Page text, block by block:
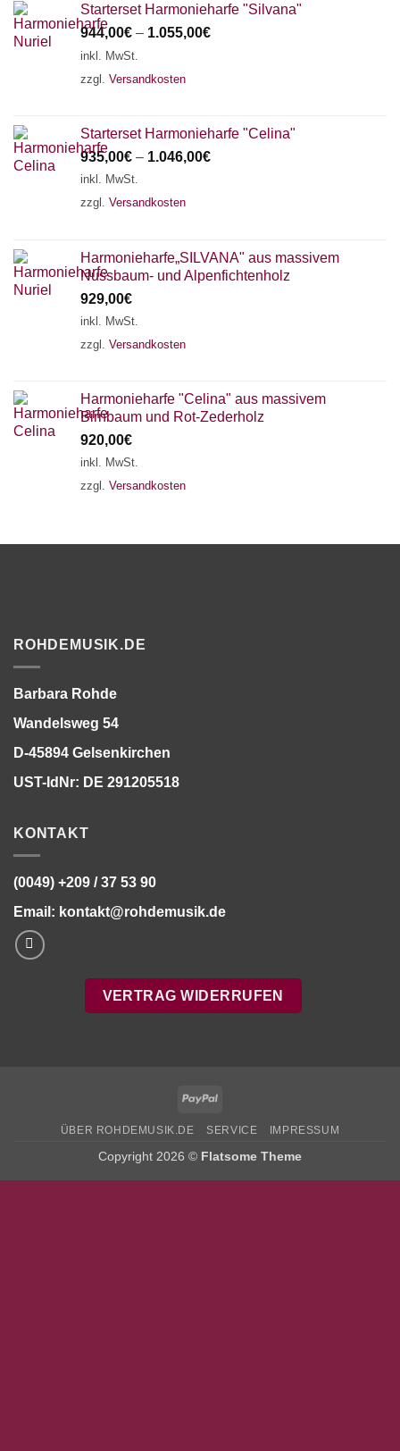
Starterset Harmonieharfe "Silvana"
944,00€ – 1.055,00€
inkl. MwSt.
zzgl. Versandkosten
Starterset Harmonieharfe "Celina"
935,00€ – 1.046,00€
inkl. MwSt.
zzgl. Versandkosten
Harmonieharfe„SILVANA" aus massivem
Nussbaum- und Alpenfichtenholz
929,00€
inkl. MwSt.
zzgl. Versandkosten
Harmonieharfe "Celina" aus massivem
Birnbaum und Rot-Zederholz
920,00€
inkl. MwSt.
zzgl. Versandkosten
ROHDEMUSIK.DE
Barbara Rohde
Wandelsweg 54
D-45894 Gelsenkirchen
UST-IdNr: DE 291205518
KONTAKT
(0049) +209 / 37 53 90
Email: kontakt@rohdemusik.de
VERTRAG WIDERRUFEN
PayPal
ÜBER ROHDEMUSIK.DE SERVICE IMPRESSUM
Copyright 2026 © Flatsome Theme